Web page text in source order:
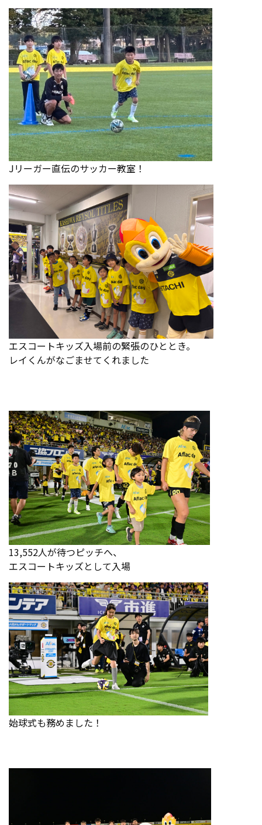
Jリーガー直伝のサッカー教室！
エスコートキッズ入場前の緊張のひととき。
レイくんがなごませてくれました
13,552人が待つピッチへ、
エスコートキッズとして入場
始球式も務めました！